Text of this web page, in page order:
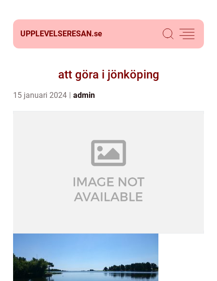
UPPLEVELSERESAN.se
att göra i jönköping
15 januari 2024 admin